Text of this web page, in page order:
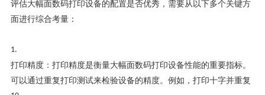
评估大幅面数码打印设备的配置是否优秀，需要从以下多个关键方
面进行综合考量：
1.
打印精度：打印精度是衡量大幅面数码打印设备性能的重要指标。
可以通过重复打印测试来检验设备的精度。例如，打印十字并重复